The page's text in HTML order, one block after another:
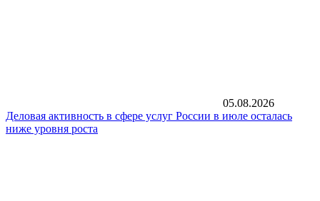
05.08.2026
Деловая активность в сфере услуг России в июле осталась
ниже уровня роста